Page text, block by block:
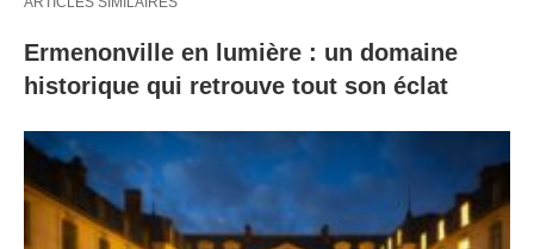
Ermenonville en lumière : un domaine
historique qui retrouve tout son éclat